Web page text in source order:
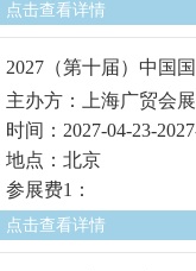
点击查看详情
2027（第十届）中国
主办方：上海广贸会
时间：2027-04-23-
地点：北京
参展费1：
点击查看详情